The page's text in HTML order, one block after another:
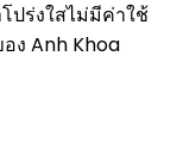
ปร่งใสไม่มีค่าใช้
ง Anh Khoa